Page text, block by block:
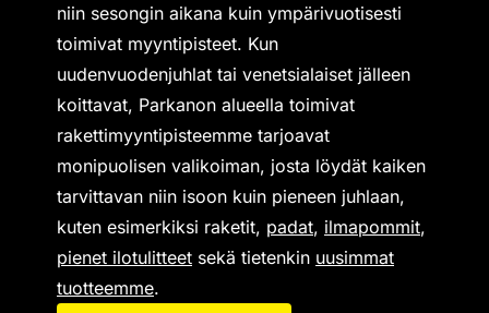
niin sesongin aikana kuin ympärivuotisesti
toimivat myyntipisteet. Kun
uudenvuodenjuhlat tai venetsialaiset jälleen
koittavat, Parkanon alueella toimivat
rakettimyyntipisteemme tarjoavat
monipuolisen valikoiman, josta löydät kaiken
tarvittavan niin isoon kuin pieneen juhlaan,
kuten esimerkiksi raketit, padat, ilmapommit,
pienet ilotulitteet sekä tietenkin uusimmat
tuotteemme.